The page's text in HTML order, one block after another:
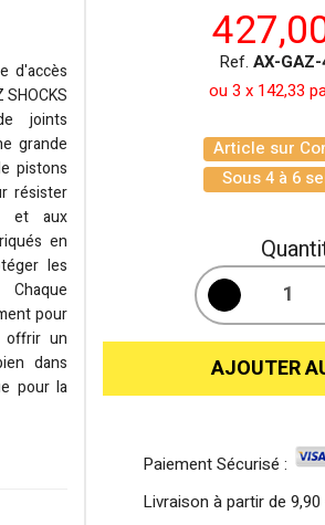
d'accès
joints
grande
pistons
résister
et aux
en
les
pour
offrir un
dans
pour la
Ref. AX-
ou 3 x 142,33
Article sur
Sous 4 à 6
AJOUTER
Paiement Sécurisé :
Livraison à partir de 9,90